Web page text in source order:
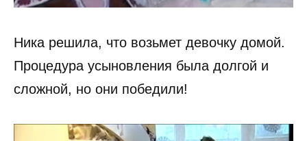
Ника решила, что возьмет девочку домой.
Процедура усыновления была долгой и
сложной, но они победили!